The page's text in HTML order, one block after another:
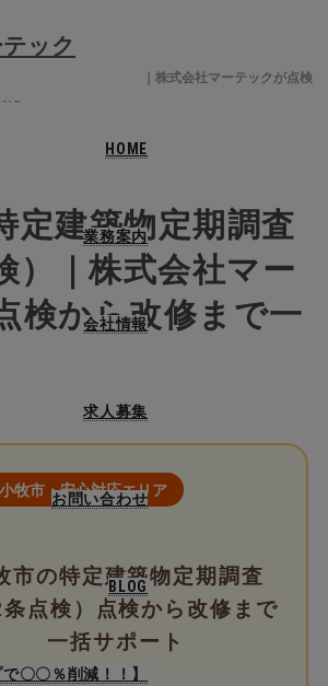
HOME
業務案内
会社情報
求人募集
お問い合わせ
BLOG
〇〇％削減！！】
検
定期調査（12条点検）｜株式会社マーテックが点検
定建築物定期調査
）｜株式会社マー
検から改修まで一
小牧市・安心対応エリア
市の特定建築物定期調査
条点検）点検から改修まで
一括サポート